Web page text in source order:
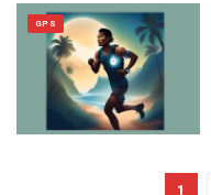
GPS
1